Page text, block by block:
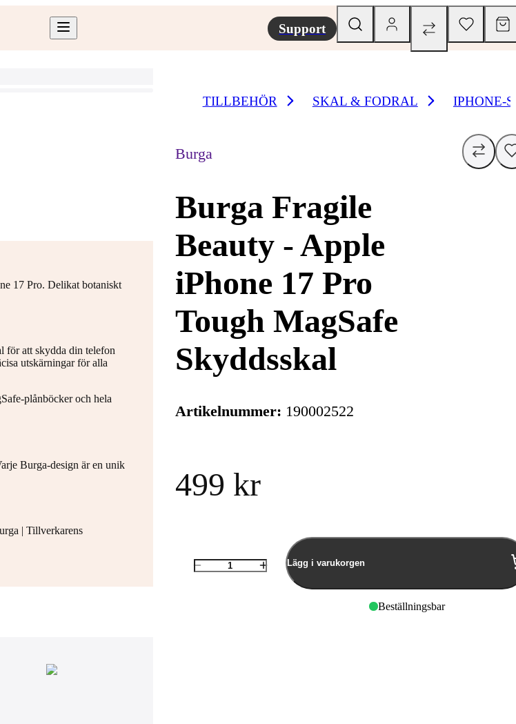
Support
17 Pro. Delikat botaniskt
för att skydda din telefon
utskärningar för alla
plånböcker och hela
Burga-design är en unik
| Tillverkarens
TILLBEHÖR SKAL & FODRAL IPHONE-
Burga
Burga Fragile
Beauty - Apple
iPhone 17 Pro
Tough MagSafe
Skyddsskal
Artikelnummer: 190002522
499 kr
Antal
Lägg i varukorgen
Beställningsbar